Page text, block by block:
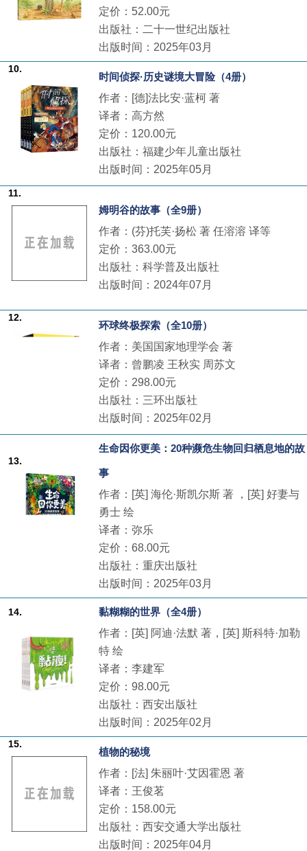
定价：52.00元
出版社：二十一世纪出版社
出版时间：2025年03月
10.
时间侦探·历史谜境大冒险（4册）
作者：[德]法比安·蓝柯 著
译者：高方然
定价：120.00元
出版社：福建少年儿童出版社
出版时间：2025年05月
11.
姆明谷的故事（全9册）
作者：(芬)托芙·扬松 著 任溶溶 译等
定价：363.00元
出版社：科学普及出版社
出版时间：2024年07月
12.
环球终极探索（全10册）
作者：美国国家地理学会 著
译者：曾鹏凌 王秋实 周苏文
定价：298.00元
出版社：三环出版社
出版时间：2025年02月
13.
生命因你更美：20种濒危生物回归栖息地的故
事
作者：[英] 海伦·斯凯尔斯 著 ，[英] 好妻与
勇士 绘
译者：弥乐
定价：68.00元
出版社：重庆出版社
出版时间：2025年03月
14.
黏糊糊的世界（全4册）
作者：[英] 阿迪·法默 著，[英] 斯科特·加勒
特 绘
译者：李建军
定价：98.00元
出版社：西安出版社
出版时间：2025年02月
15.
植物的秘境
作者：[法] 朱丽叶·艾因霍恩 著
译者：王俊茗
定价：158.00元
出版社：西安交通大学出版社
出版时间：2025年04月